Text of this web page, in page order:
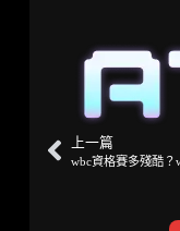
上一篇